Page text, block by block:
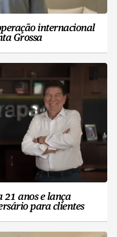
internacional
Grossa
anos e lança
para clientes